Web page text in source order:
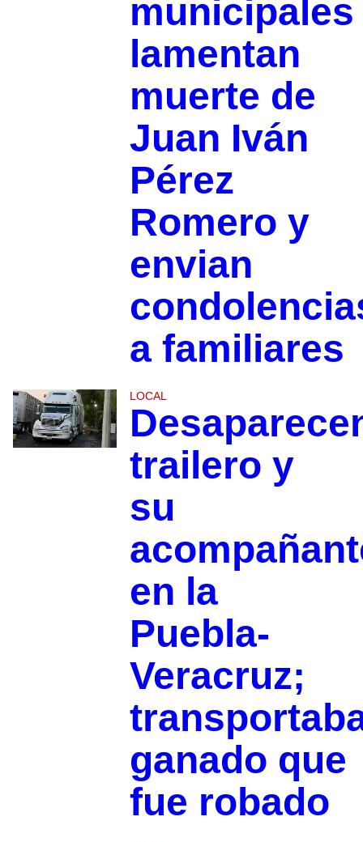
municipales
lamentan
muerte de
Juan Iván
Pérez
Romero y
envian
a familiares
LOCAL
trailero y
su
en la
Puebla-
Veracruz;
ganado que
fue robado